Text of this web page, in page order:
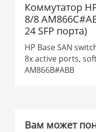
Коммутатор
8/8
24 SFP порта)
HP Base SAN
8x active ports,
AM866B#ABB
Вам может